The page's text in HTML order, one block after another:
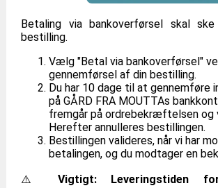
Betaling via bankoverførsel skal
bestilling.
Vælg "Betal via bankoverførsel"
gennemførsel af din bestilling.
Du har 10 dage til at gennemføre
på GÅRD FRA MOUTTAs
fremgår på ordrebekræftelsen og
Herefter annulleres bestillingen.
Bestillingen valideres, når vi har
betalingen, og du modtager en
⚠️ Vigtigt: Leveringstiden